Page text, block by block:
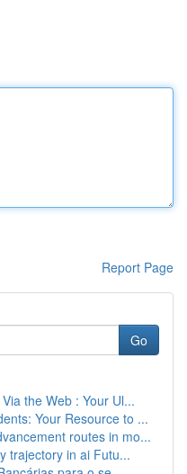
Report Page
Go
the Web : Your Ul...
Your Resource to ...
routes in mo...
trajectory in ai Futu...